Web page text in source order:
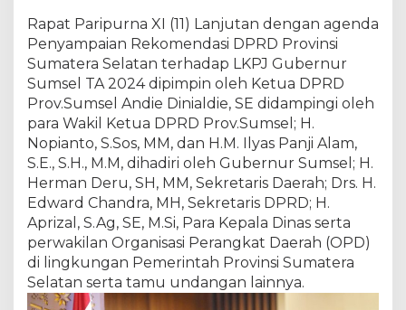
r
n
u
r
T
A
0
2
4
Rapat Paripurna XI (11) Lanjutan dengan agenda
Penyampaian Rekomendasi DPRD Provinsi
Sumatera Selatan terhadap LKPJ Gubernur
Sumsel TA 2024 dipimpin oleh Ketua DPRD
Prov.Sumsel Andie Dinialdie, SE didampingi oleh
para Wakil Ketua DPRD Prov.Sumsel; H.
Nopianto, S.Sos, MM, dan H.M. Ilyas Panji Alam,
S.E., S.H., M.M, dihadiri oleh Gubernur Sumsel; H.
Herman Deru, SH, MM, Sekretaris Daerah; Drs. H.
Edward Chandra, MH, Sekretaris DPRD; H.
Aprizal, S.Ag, SE, M.Si, Para Kepala Dinas serta
perwakilan Organisasi Perangkat Daerah (OPD)
di lingkungan Pemerintah Provinsi Sumatera
Selatan serta tamu undangan lainnya.